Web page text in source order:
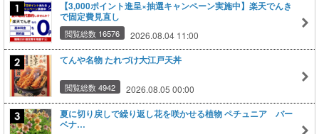
【3,000ポイント進呈×抽選キャンペーン実施中】楽天でんき
で固定費見直し
閲覧総数 16576 2026.08.04 11:00
てんや名物 たれづけ大江戸天丼
閲覧総数 4942 2026.08.05 00:00
夏に切り戻しで繰り返し花を咲かせる植物 ペチュニア バー
ベナ…